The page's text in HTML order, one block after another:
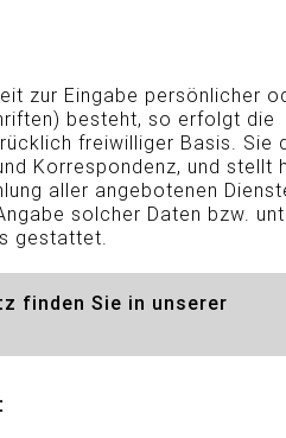
zur Eingabe persönlicher
besteht, so erfolgt die
freiwilliger Basis. Sie
Korrespondenz, und stellt
aller angebotenen
solcher Daten bzw.
gestattet.
finden Sie in unserer